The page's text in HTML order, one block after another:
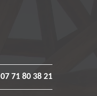
07 71 80 38 21